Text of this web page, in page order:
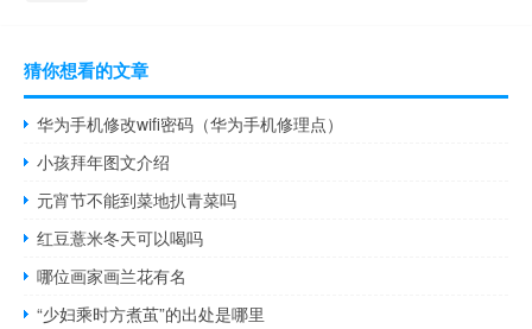
猜你想看的文章
华为手机修改wifi密码（华为手机修理点）
小孩拜年图文介绍
元宵节不能到菜地扒青菜吗
红豆薏米冬天可以喝吗
哪位画家画兰花有名
“少妇乘时方煮茧”的出处是哪里